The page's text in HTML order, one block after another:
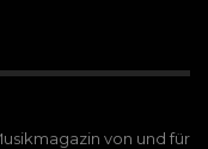
von und für